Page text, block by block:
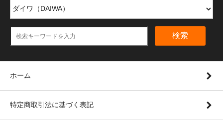
検索
ホーム
特定商取引法に基づく表記